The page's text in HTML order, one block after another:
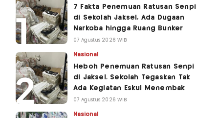
7 Fakta Penemuan Ratusan Senpi
di Sekolah Jaksel, Ada Dugaan
Narkoba hingga Ruang Bunker
07 Agustus 2026 WIB
Nasional
Heboh Penemuan Ratusan Senpi
di Jaksel, Sekolah Tegaskan Tak
Ada Kegiatan Eskul Menembak
07 Agustus 2026 WIB
Nasional